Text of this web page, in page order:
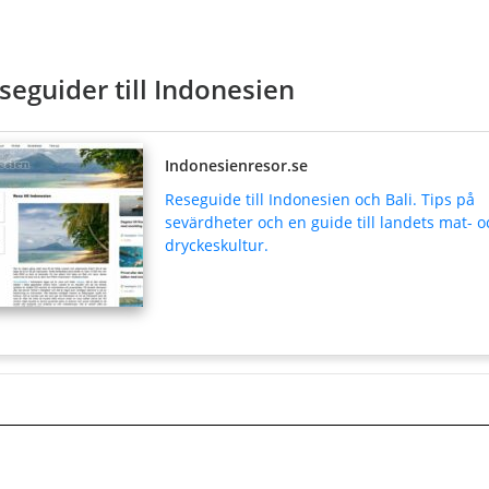
till Indonesien
Indonesienresor.se
Reseguide till Indonesien och Bali. Tips på
sevärdheter och en guide till landets mat-
dryckeskultur.